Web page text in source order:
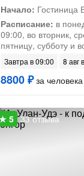
Начало: Гостиница
Расписание: в
09:00, во вторник,
пятницу, субботу и
Завтра в 09:00 8 авг
8800 ₽за человека
33 отзыва